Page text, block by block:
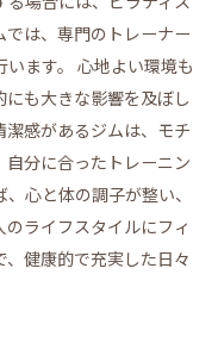
は、専門のトレーナー
ます。 心地よい環境も
も大きな影響を及ぼし
感があるジムは、モチ
分に合ったトレーニン
心と体の調子が整い、
ライフスタイルにフィ
健康的で充実した日々